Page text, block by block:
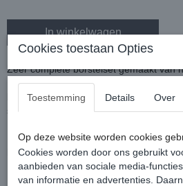
In winkelwagen
Zeer complete borstelset gemaakt van
De set bevat een flexi borstel, flexi
borstel, hoevenkrabber met borstel,
staartborstel.
Deze set is verpakt in een praktische
handvat.
Kleur: Witney Navy
Cookies toestaan Opties
Toestemming Details Over
Op deze website worden cookies
Cookies worden door ons gebruikt
aanbieden van sociale media-
van informatie en advertenties.